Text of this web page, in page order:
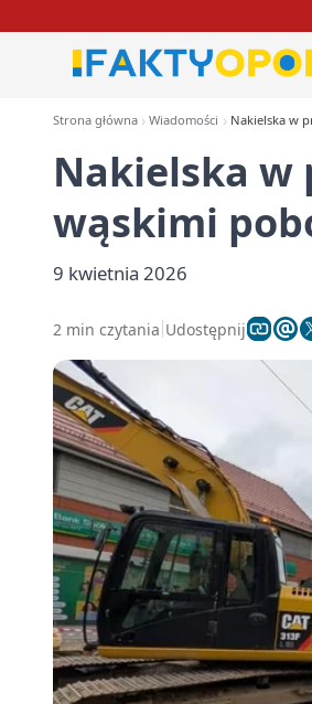
Strona główna Wiadomości Nakielska w
Nakielska w
wąskimi
9 kwietnia 2026
2 min czytania Udostępnij